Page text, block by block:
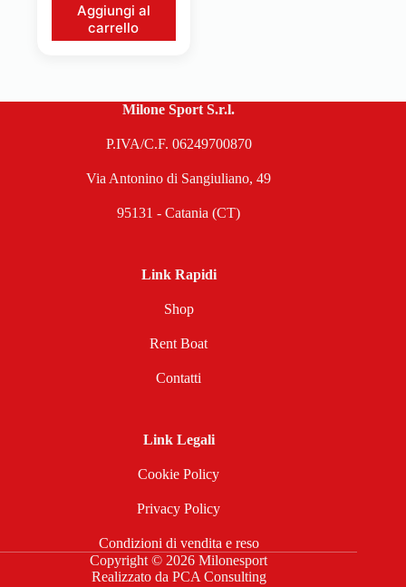
Aggiungi al
carrello
Milone Sport S.r.l.
P.IVA/C.F. 06249700870
Via Antonino di Sangiuliano, 49
95131 - Catania (CT)
Link Rapidi
Shop
Rent Boat
Contatti
Link Legali
Cookie Policy
Privacy Policy
Condizioni di vendita e reso
Copyright © 2026 Milonesport
Realizzato da PCA Consulting